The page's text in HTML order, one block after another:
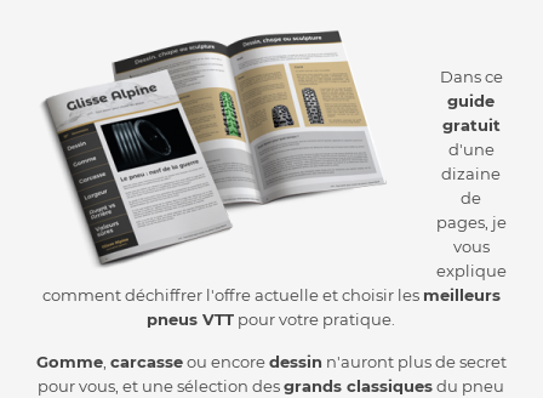
Dans ce
guide
gratuit
d'une
dizaine
de
pages, je
vous
explique
comment déchiffrer l'offre actuelle et choisir les meilleurs
pneus VTT pour votre pratique.
Gomme, carcasseou encoredessin n'auront plus de secret
pour vous, et une sélection desgrands classiquesdu pneu